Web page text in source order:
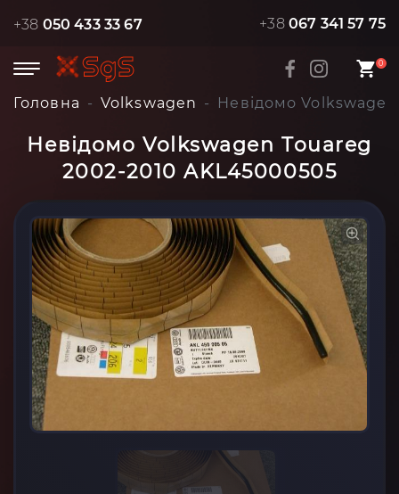
+38 050 433 33 67 +38 067 341 57 75
0
Головна Volkswagen Невідомо
Невідомо Volkswagen Touareg
2002-2010 AKL45000505